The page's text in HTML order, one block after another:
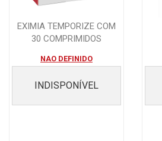
EXIMIA TEMPORIZE COM
30 COMPRIMIDOS
NAO DEFINIDO
INDISPONÍVEL